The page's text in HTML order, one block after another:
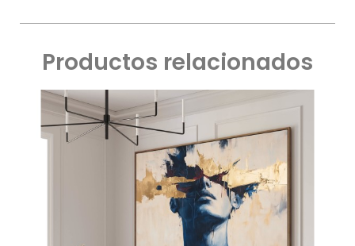
Productos relacionados